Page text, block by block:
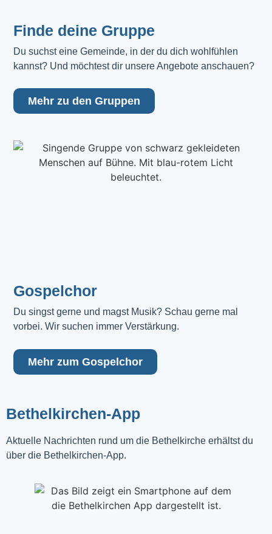
Finde deine Gruppe
Du suchst eine Gemeinde, in der du dich wohlfühlen
kannst? Und möchtest dir unsere Angebote anschauen?
Mehr zu den Gruppen
Gospelchor
Du singst gerne und magst Musik? Schau gerne mal
vorbei. Wir suchen immer Verstärkung.
Mehr zum Gospelchor
Bethelkirchen-App
Aktuelle Nachrichten rund um die Bethelkirche erhältst du
über die Bethelkirchen-App.